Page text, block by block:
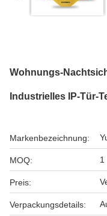
Wohnungs-
Industrielles IP-Tür-
Markenbezeichnung:
MOQ: 1
Preis:
Verpackungsdetails: